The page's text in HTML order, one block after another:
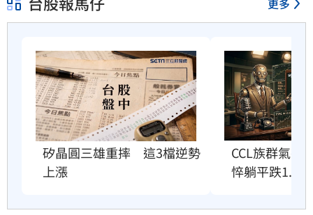
矽晶圓三雄重摔　這3檔逆勢
上漲
CCL族群氣勢
悴躺平跌1.6%